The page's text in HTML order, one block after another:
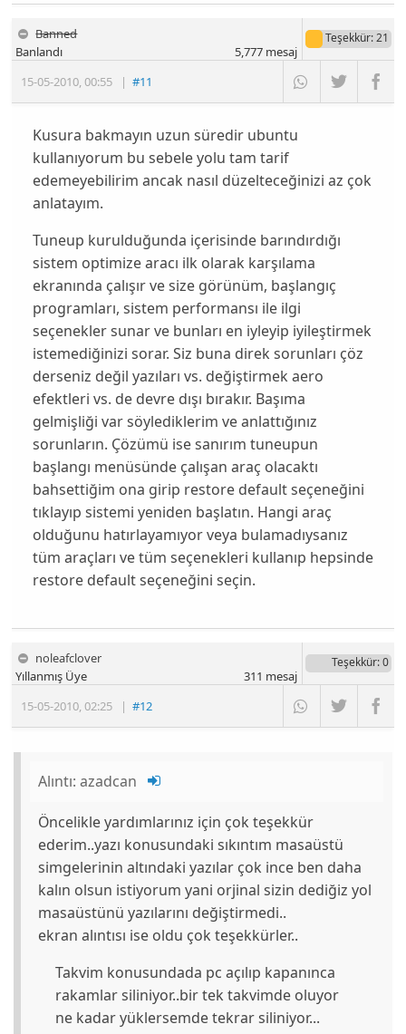
Banned
15-05-2010,00:55 |#11
Banlandı
Teşekkür: 21
5,777mesaj
Kusura bakmayın uzun süredir ubuntu
kullanıyorum bu sebele yolu tam tarif
edemeyebilirim ancak nasıl düzelteceğinizi az çok
anlatayım.
Tuneup kurulduğunda içerisinde barındırdığı
sistem optimize aracı ilk olarak karşılama
ekranında çalışır ve size görünüm, başlangıç
programları, sistem performansı ile ilgi
seçenekler sunar ve bunları en iyleyip iyileştirmek
istemediğinizi sorar. Siz buna direk sorunları çöz
derseniz değil yazıları vs. değiştirmek aero
efektleri vs. de devre dışı bırakır. Başıma
gelmişliği var söylediklerim ve anlattığınız
sorunların. Çözümü ise sanırım tuneupun
başlangı menüsünde çalışan araç olacaktı
bahsettiğim ona girip restore default seçeneğini
tıklayıp sistemi yeniden başlatın. Hangi araç
olduğunu hatırlayamıyor veya bulamadıysanız
tüm araçları ve tüm seçenekleri kullanıp hepsinde
restore default seçeneğini seçin.
noleafclover
15-05-2010,02:25 |#12
Yıllanmış Üye
Teşekkür: 0
311 mesaj
Alıntı:azadcan
Öncelikle yardımlarınız için çok teşekkür
ederim..yazı konusundaki sıkıntım masaüstü
simgelerinin altındaki yazılar çok ince ben daha
kalın olsun istiyorum yani orjinal sizin dediğiz yol
masaüstünü yazılarını değiştirmedi..
ekran alıntısı ise oldu çok teşekkürler..
Takvim konusundada pc açılıp kapanınca
rakamlar siliniyor..bir tek takvimde oluyor
ne kadar yüklersemde tekrar siliniyor...